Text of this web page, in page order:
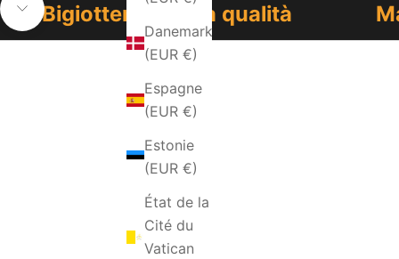
Danemark
(EUR €)
Espagne
(EUR €)
Estonie
(EUR €)
État de la
Cité du
Vatican
Aller à la section suivante
Bigiotteria di alta qualità